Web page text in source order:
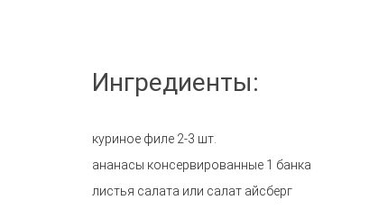
Ингредиенты:
куриное филе 2-3 шт.
ананасы консервированные 1 банка
листья салата или салат айсберг